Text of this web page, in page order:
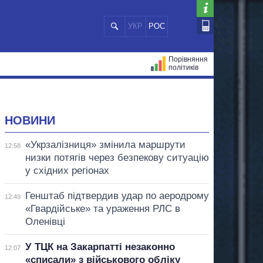
УКР РОС
Порівняння
політиків
НОВИНИ
12:58
«Укрзалізниця» змінила маршрути
низки потягів через безпекову ситуацію
у східних регіонах
12:49
Генштаб підтвердив удар по аеродрому
«Гвардійське» та ураження РЛС в
Оленівці
12:07
У ТЦК на Закарпатті незаконно
«списали» з військового обліку